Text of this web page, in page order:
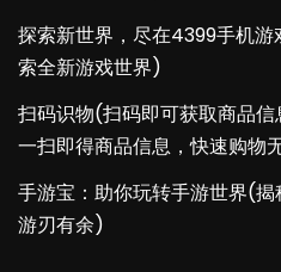
探索新世界，尽在4399手机
索全新游戏世界)
扫码识物(扫码即可获取商品
一扫即得商品信息，快速购物
手游宝：助你玩转手游世界(
游刃有余)